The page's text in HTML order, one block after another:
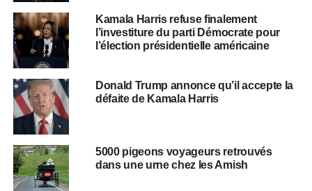
Kamala Harris refuse finalement
l’investiture du parti Démocrate pour
l’élection présidentielle américaine
Donald Trump annonce qu’il accepte la
défaite de Kamala Harris
5000 pigeons voyageurs retrouvés
dans une urne chez les Amish